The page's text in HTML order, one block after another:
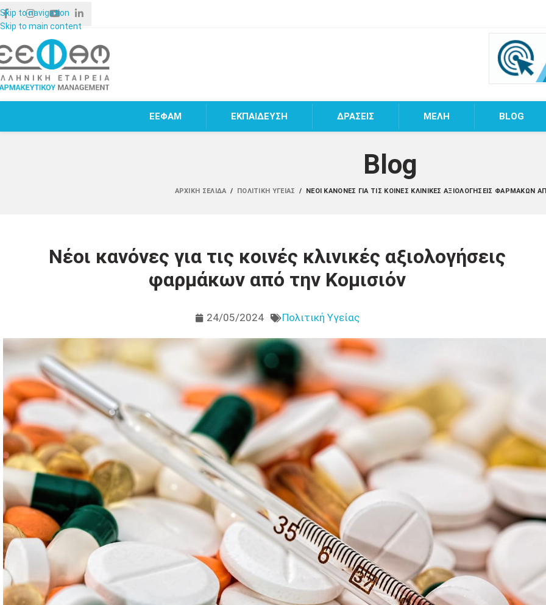
Skip to navigation
Skip to main content
ΕΕΦΑΜ ΕΚΠΑΙΔΕΥΣΗ ΔΡΑΣΕΙΣ MEΛΗ BLOG
Blog
ΑΡΧΙΚΉ ΣΕΛΊΔΑ / ΠΟΛΙΤΙΚΉ ΥΓΕΊΑΣ / ΝΈΟΙ ΚΑΝΌΝΕΣ ΓΙΑ ΤΙΣ ΚΟΙΝΈΣ ΚΛΙΝΙΚΈΣ ΑΞΙΟΛΟΓΉΣΕΙΣ ΦΑΡΜΆΚΩΝ
Νέοι κανόνες για τις κοινές κλινικές αξιολογήσεις
φαρμάκων από την Κομισιόν
24/05/2024 Πολιτική Υγείας